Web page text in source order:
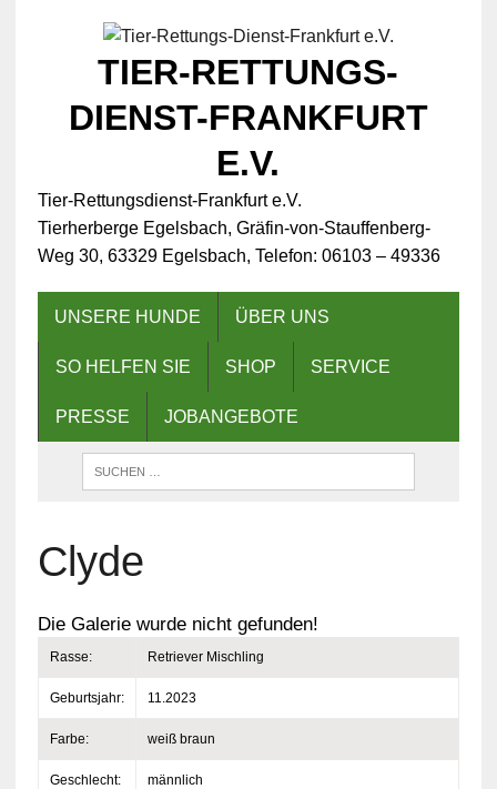
TIER-RETTUNGS-
DIENST-FRANKFURT
E.V.
Tier-Rettungsdienst-Frankfurt e.V.
Tierherberge Egelsbach, Gräfin-von-Stauffenberg-
Weg 30, 63329 Egelsbach, Telefon: 06103 – 49336
UNSERE HUNDE ÜBER UNS
SO HELFEN SIE SHOP SERVICE
PRESSE JOBANGEBOTE
Clyde
Die Galerie wurde nicht gefunden!
Rasse: Retriever Mischling
Geburtsjahr: 11.2023
Farbe: weiß braun
Geschlecht: männlich